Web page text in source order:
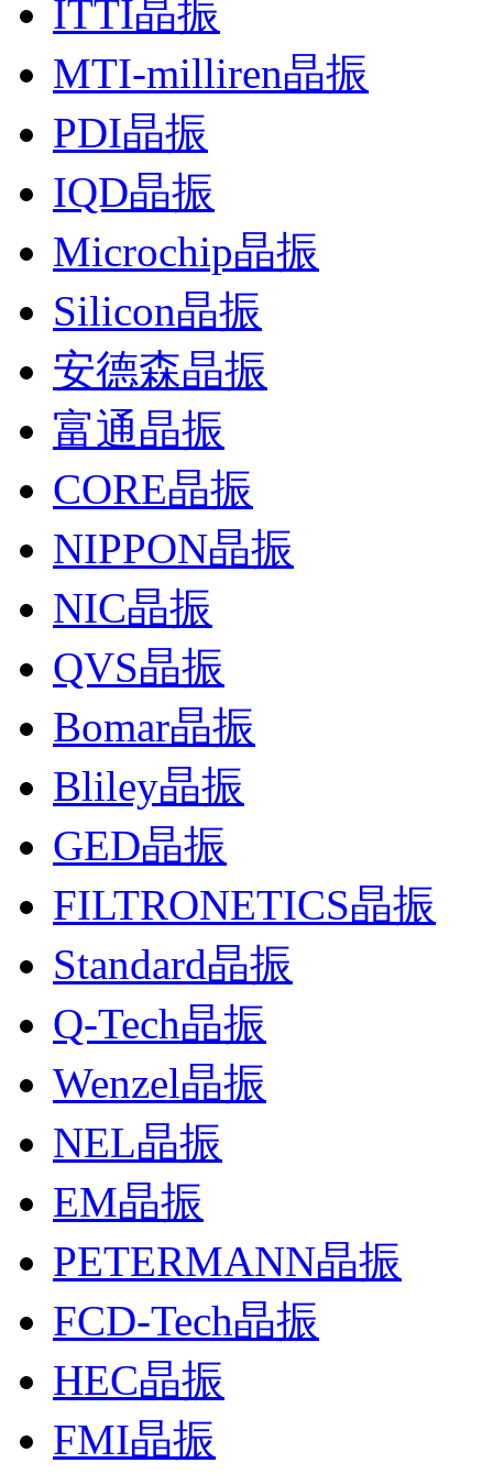
ITTI晶振
MTI-milliren晶振
PDI晶振
IQD晶振
Microchip晶振
Silicon晶振
安德森晶振
富通晶振
CORE晶振
NIPPON晶振
NIC晶振
QVS晶振
Bomar晶振
Bliley晶振
GED晶振
FILTRONETICS晶振
Standard晶振
Q-Tech晶振
Wenzel晶振
NEL晶振
EM晶振
PETERMANN晶振
FCD-Tech晶振
HEC晶振
FMI晶振